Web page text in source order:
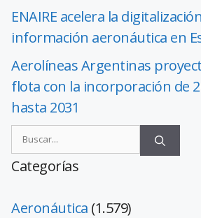
ENAIRE acelera la
información aeronáutica en
Aerolíneas Argentinas
flota con la incorporación de
hasta 2031
Categorías
Aeronáutica (1.579)